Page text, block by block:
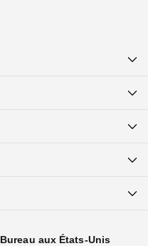
Bureau aux États-Unis